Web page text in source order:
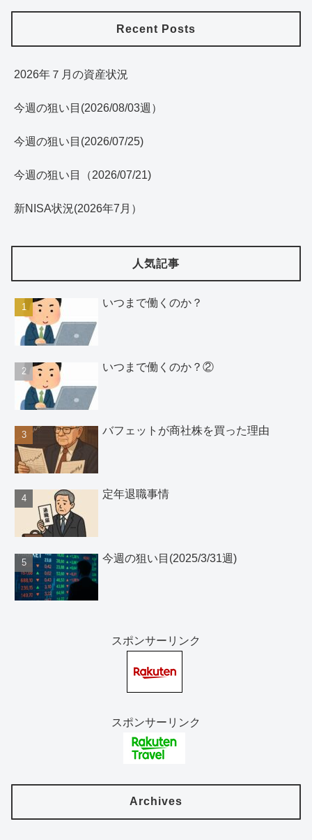
Recent Posts
2026年７月の資産状況
今週の狙い目(2026/08/03週）
今週の狙い目(2026/07/25)
今週の狙い目（2026/07/21)
新NISA状況(2026年7月）
人気記事
いつまで働くのか？
いつまで働くのか？②
バフェットが商社株を買った理由
定年退職事情
今週の狙い目(2025/3/31週)
スポンサーリンク
スポンサーリンク
Archives